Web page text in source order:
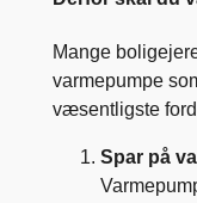
Mange
varmepumpe
væsentligste
Spar på